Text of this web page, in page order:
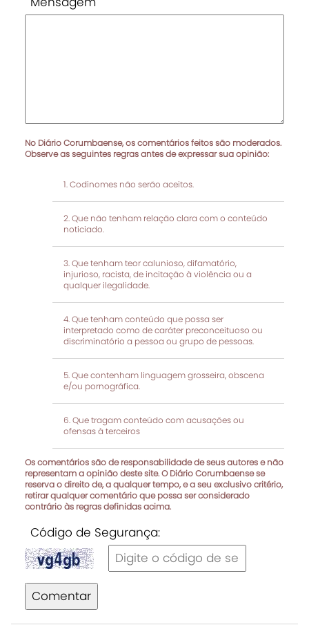
No Diário Corumbaense, os comentários feitos são moderados.
Observe as seguintes regras antes de expressar sua opinião:
Codinomes não serão aceitos.
Que não tenham relação clara com o conteúdo
noticiado.
Que tenham teor calunioso, difamatório,
injurioso, racista, de incitação à violência ou a
qualquer ilegalidade.
Que tenham conteúdo que possa ser
interpretado como de caráter preconceituoso ou
discriminatório a pessoa ou grupo de pessoas.
Que contenham linguagem grosseira, obscena
e/ou pornográfica.
Que tragam conteúdo com acusações ou
ofensas à terceiros
Os comentários são de responsabilidade de seus autores e não
representam a opinião deste site. O Diário Corumbaense se
reserva o direito de, a qualquer tempo, e a seu exclusivo critério,
retirar qualquer comentário que possa ser considerado
contrário às regras definidas acima.
Código de Segurança:
Comentar